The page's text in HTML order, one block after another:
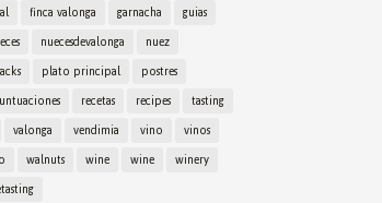
finca valonga garnacha
guias
nuecesdevalonga
nuez
plato principal
postres
recetas recipes
tasting
valonga vendimia vino
vinos
walnuts wine wine
winery